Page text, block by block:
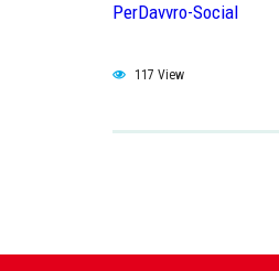
PerDavvro-Social
117 View